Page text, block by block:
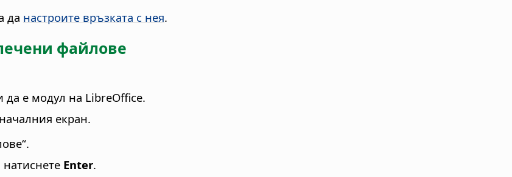
да настроите връзката с нея.
файлове
да е модул на LibreOffice.
екран.
Enter.